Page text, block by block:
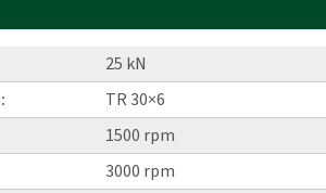
25 kN
TR 30×6
1500 rpm
3000 rpm